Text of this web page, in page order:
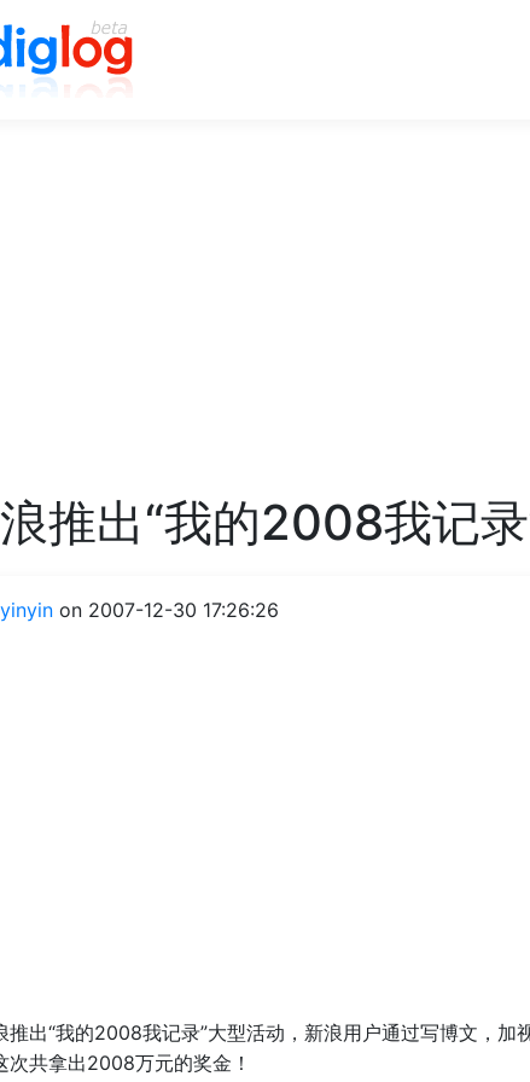
推出“我的2008我记
yinyin on 2007-12-30 17:26:26
推出“我的2008我记录”大型活动，新浪用户通过写博文，
次共拿出2008万元的奖金！